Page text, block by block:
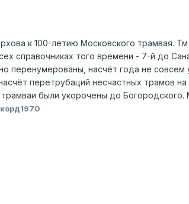
к 100-летию Московского трамвая.
справочниках того времени - 7-й до
перенумерованы, насчёт года не
перетрубаций несчастных трамов
были укорочены до